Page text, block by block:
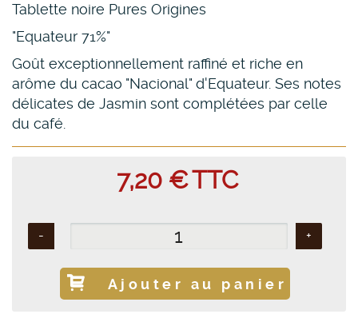
Tablette noire Pures Origines
"Equateur 71%"
Goût exceptionnellement raffiné et riche en
arôme du cacao "Nacional" d'Equateur. Ses notes
délicates de Jasmin sont complétées par celle
du café.
7,20 €TTC
- +
Ajouter au panier